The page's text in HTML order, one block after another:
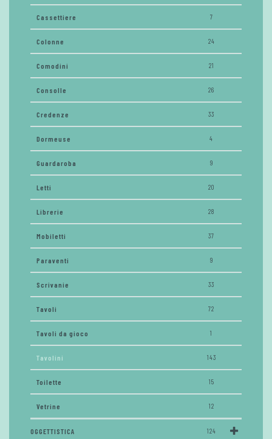
Cassettiere 7
Colonne 24
Comodini 21
Consolle 26
Credenze 33
Dormeuse 4
Guardaroba 9
Letti 20
Librerie 28
Mobiletti 37
Paraventi 9
Scrivanie 33
Tavoli 72
Tavoli da gioco 1
Tavolini 143
Toilette 15
Vetrine 12
OGGETTISTICA 124